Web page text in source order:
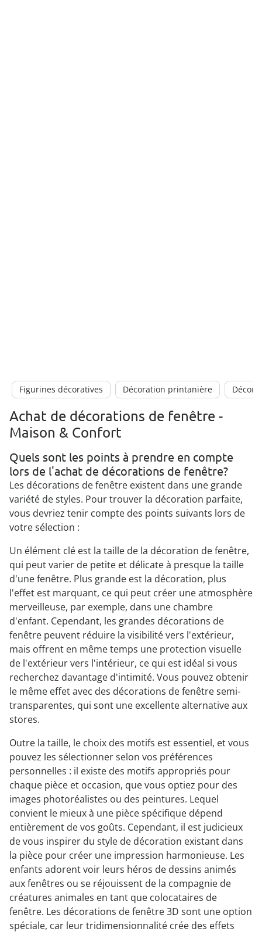
Figurines décoratives Décoration printanière
Achat de décorations de fenêtre -
Maison & Confort
Quels sont les points à prendre en compte
lors de l'achat de décorations de fenêtre?
Les décorations de fenêtre existent dans une grande
variété de styles. Pour trouver la décoration parfaite,
vous devriez tenir compte des points suivants lors de
votre sélection :
Un élément clé est la taille de la décoration de fenêtre,
qui peut varier de petite et délicate à presque la taille
d'une fenêtre. Plus grande est la décoration, plus
l'effet est marquant, ce qui peut créer une atmosphère
merveilleuse, par exemple, dans une chambre
d'enfant. Cependant, les grandes décorations de
fenêtre peuvent réduire la visibilité vers l'extérieur,
mais offrent en même temps une protection visuelle
de l'extérieur vers l'intérieur, ce qui est idéal si vous
recherchez davantage d'intimité. Vous pouvez obtenir
le même effet avec des décorations de fenêtre semi-
transparentes, qui sont une excellente alternative aux
stores.
Outre la taille, le choix des motifs est essentiel, et vous
pouvez les sélectionner selon vos préférences
personnelles : il existe des motifs appropriés pour
chaque pièce et occasion, que vous optiez pour des
images photoréalistes ou des peintures. Lequel
convient le mieux à une pièce spécifique dépend
entièrement de vos goûts. Cependant, il est judicieux
de vous inspirer du style de décoration existant dans
la pièce pour créer une impression harmonieuse. Les
enfants adorent voir leurs héros de dessins animés
aux fenêtres ou se réjouissent de la compagnie de
créatures animales en tant que colocataires de
fenêtre. Les décorations de fenêtre 3D sont une option
spéciale, car leur tridimensionnalité crée des effets